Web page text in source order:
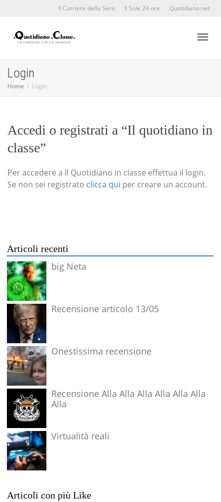
Il Corriere della Sera Il Sole 24 ore Quotidiano.net
Login
Home Login
Accedi o registrati a “Il quotidiano in
classe”
Per accedere a Il Quotidiano in classe effettua il login.
Se non sei registrato clicca qui per creare un account.
Articoli recenti
big Neta
Recensione articolo 13/05
Onestissima recensione
Recensione Alla Alla Alla Alla Alla Alla
Alla
Virtualità reali
Articoli con più Like